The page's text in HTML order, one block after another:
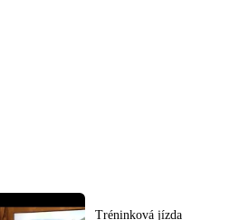
Tréninková jízda